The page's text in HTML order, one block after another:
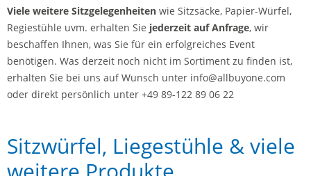
Viele weitere Sitzgelegenheiten wie Sitzsäcke, Papier-Würfel,
Regiestühle uvm. erhalten Sie jederzeit auf Anfrage, wir
beschaffen Ihnen, was Sie für ein erfolgreiches Event
benötigen. Was derzeit noch nicht im Sortiment zu finden ist,
erhalten Sie bei uns auf Wunsch unter info@allbuyone.com
oder direkt persönlich unter +49 89-122 89 06 22
Sitzwürfel, Liegestühle & viele